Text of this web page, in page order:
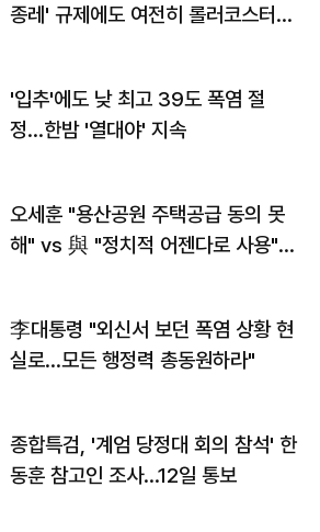
종레' 규제에도 여전히 롤러코스터
'입추'에도 낮 최고 39도 폭염 절
정…한밤 '열대야' 지속
오세훈 "용산공원 주택공급 동의 못
해" vs 與 "정치적 어젠다로 사용"
李대통령 "외신서 보던 폭염 상황 현
실로…모든 행정력 총동원하라"
종합특검, '계엄 당정대 회의 참석' 한
동훈 참고인 조사...12일 통보